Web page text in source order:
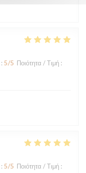
: 5/5 Ποιότητα / Τιμή :
: 5/5 Ποιότητα / Τιμή :